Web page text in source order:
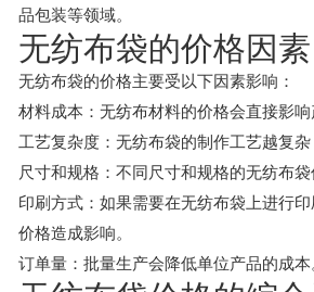
品包装等领域。
无纺布袋的价格因素
无纺布袋的价格主要受以下因素影响：
材料成本：无纺布材料的价格会直接影响
工艺复杂度：无纺布袋的制作工艺越复杂
尺寸和规格：不同尺寸和规格的无纺布袋
印刷方式：如果需要在无纺布袋上进行
价格造成影响。
订单量：批量生产会降低单位产品的成本